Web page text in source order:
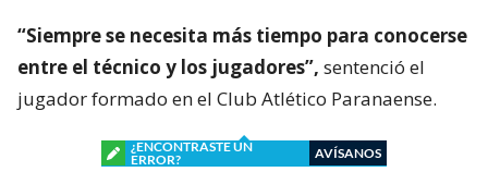
“Siempre se necesita más tiempo para conocerse
entre el técnico y los jugadores”, sentenció el
jugador formado en el Club Atlético Paranaense.
¿ENCONTRASTE UN
ERROR?
AVÍSANOS